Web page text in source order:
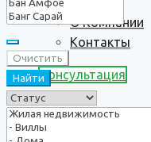
О Компании
Контакты
Консультация
Очистить
Найти